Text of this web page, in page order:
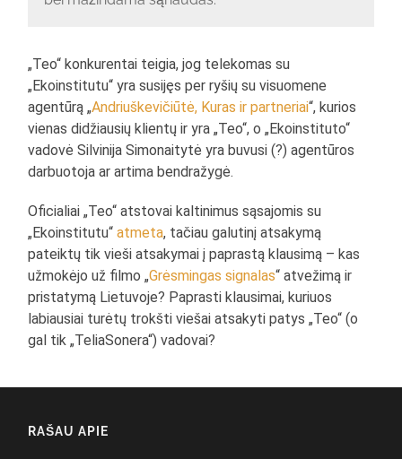
„Teo“ konkurentai teigia, jog telekomas su
„Ekoinstitutu“ yra susijęs per ryšių su visuomene
agentūrą „Andriuškevičiūtė, Kuras ir partneriai“, kurios
vienas didžiausių klientų ir yra „Teo“, o „Ekoinstituto“
vadovė Silvinija Simonaitytė yra buvusi (?) agentūros
darbuotoja ar artima bendražygė.
Oficialiai „Teo“ atstovai kaltinimus sąsajomis su
„Ekoinstitutu“atmeta, tačiau galutinį atsakymą
pateiktų tik vieši atsakymai į paprastą klausimą – kas
užmokėjo už filmo „Grėsmingas signalas“ atvežimą ir
pristatymą Lietuvoje? Paprasti klausimai, kuriuos
labiausiai turėtų trokšti viešai atsakyti patys „Teo“ (o
gal tik „TeliaSonera“) vadovai?
RAŠAU APIE